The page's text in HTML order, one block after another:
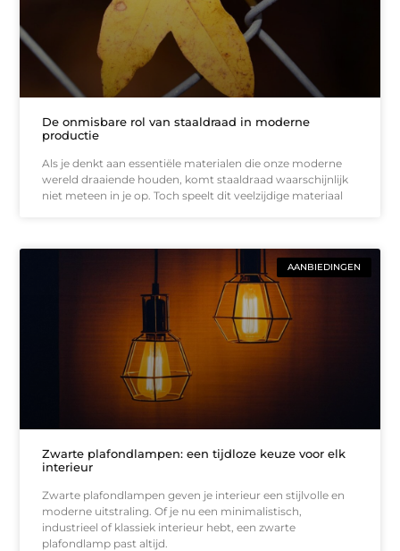
De onmisbare rol van staaldraad in moderne
productie
Als je denkt aan essentiële materialen die onze moderne
wereld draaiende houden, komt staaldraad waarschijnlijk
niet meteen in je op. Toch speelt dit veelzijdige materiaal
AANBIEDINGEN
Zwarte plafondlampen: een tijdloze keuze voor elk
interieur
Zwarte plafondlampen geven je interieur een stijlvolle en
moderne uitstraling. Of je nu een minimalistisch,
industrieel of klassiek interieur hebt, een zwarte
plafondlamp past altijd.